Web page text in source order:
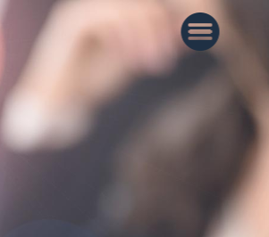
FACHSCHULUNGEN
KONTAKT